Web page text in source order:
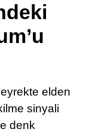
elden
sinyali
denk